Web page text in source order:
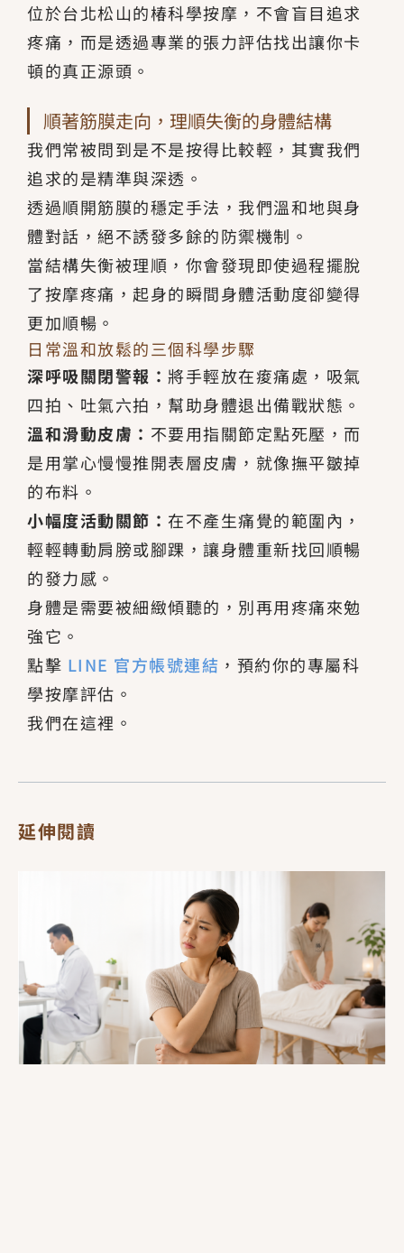
位於台北松山的椿科學按摩，不會盲目追求
疼痛，而是透過專業的張力評估找出讓你卡
頓的真正源頭。
順著筋膜走向，理順失衡的身體結構
我們常被問到是不是按得比較輕，其實我們
追求的是精準與深透。
透過順開筋膜的穩定手法，我們溫和地與身
體對話，絕不誘發多餘的防禦機制。
當結構失衡被理順，你會發現即使過程擺脫
了按摩疼痛，起身的瞬間身體活動度卻變得
更加順暢。
日常溫和放鬆的三個科學步驟
深呼吸關閉警報： 將手輕放在痠痛處，吸氣
四拍、吐氣六拍，幫助身體退出備戰狀態。
溫和滑動皮膚： 不要用指關節定點死壓，而
是用掌心慢慢推開表層皮膚，就像撫平皺掉
的布料。
小幅度活動關節： 在不產生痛覺的範圍內，
輕輕轉動肩膀或腳踝，讓身體重新找回順暢
的發力感。
身體是需要被細緻傾聽的，別再用疼痛來勉
強它。
點擊 LINE 官方帳號連結 ，預約你的專屬科
學按摩評估。
我們在這裡。
延伸閱讀